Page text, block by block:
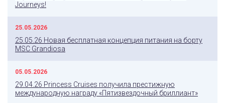
Journeys!
25.05.2026
25.05.26 Новая бесплатная концепция питания на борту
MSC Grandiosa
05.05.2026
29.04.26 Princess Cruises получила престижную
международную награду «Пятизвездочный бриллиант»